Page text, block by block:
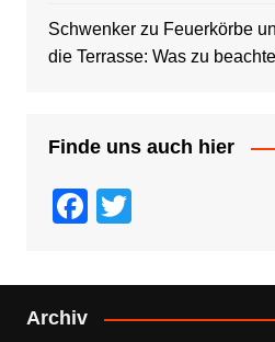
Schwenkerzu Feuerkörbe
die Terrasse: Was zu
Finde uns auch hier
F
c
e
tt
er
Archiv